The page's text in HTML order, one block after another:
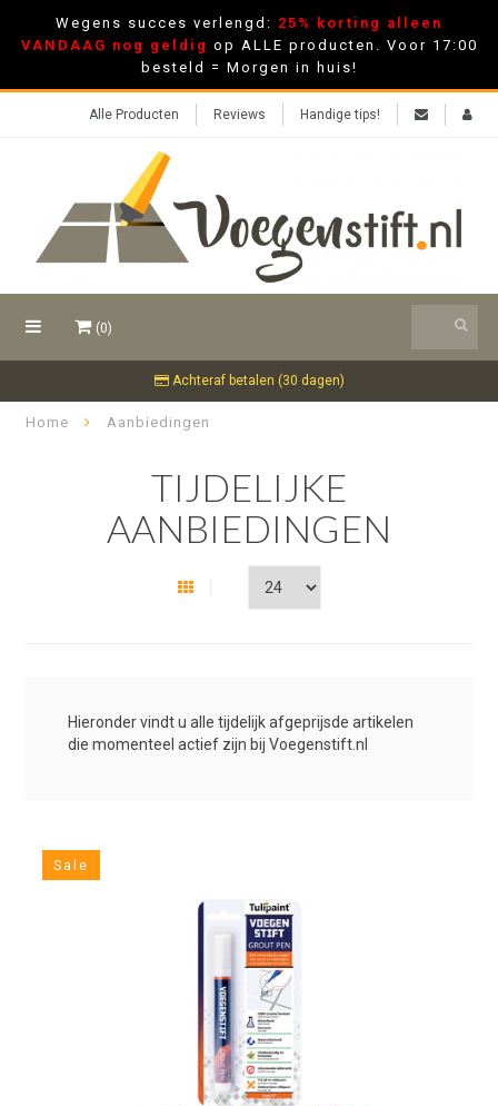
Wegens succes verlengd: 25% korting alleen
VANDAAG nog geldig op ALLE producten. Voor 17:00
besteld = Morgen in huis!
Alle Producten Reviews Handige tips!
(0)
Achteraf betalen (30 dagen)
Home Aanbiedingen
TIJDELIJKE
AANBIEDINGEN
Hieronder vindt u alle tijdelijk afgeprijsde artikelen
die momenteel actief zijn bij Voegenstift.nl
Sale